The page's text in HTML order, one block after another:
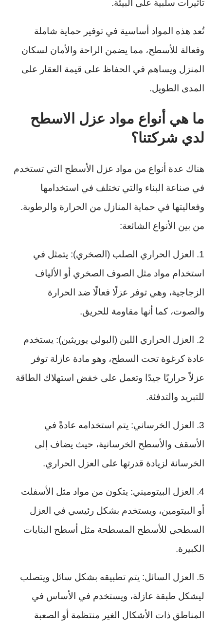
تأثيرات سلبية على البيئة.
تُعد هذه المواد أساسية في توفير حماية شاملة
وفعالة للأسطح، مما يضمن الراحة والأمان لسكان
المنزل ويساهم في الحفاظ على قيمة العقار على
المدى الطويل.
ما هي أنواع مواد عزل الاسطح
لدي شركتنا؟
هناك عدة أنواع من مواد عزل الأسطح التي تستخدم
في صناعة البناء والتي تختلف في استخدامها
وفعاليتها في حماية المنازل من الحرارة والرطوبة.
من بين الأنواع الشائعة:
1. العزل الحراري الصلب (الصخري): يتمثل في
استخدام مواد مثل الصوف الصخري أو الألياف
الزجاجية، وهي توفر عزلًا فعالًا ضد الحرارة
والصوت، كما أنها مقاومة للحريق.
2. العزل الحراري اللين (البولي يوريثين): يستخدم
عادة كرغوة تحت السطح، وهو مادة عازلة توفر
عزلاً حراريًا جيدًا وتعمل على خفض استهلاك الطاقة
للتبريد والتدفئة.
3. العزل الخرساني: يتم استخدامه عادةً في
الأسقف والأسطح الخرسانية، حيث يضاف إلى
الخرسانة لزيادة قدرتها على العزل الحراري.
4. العزل البيتوميني: يتكون من مواد مثل الأسفلت
أو البيتومين، ويستخدم بشكل رئيسي في العزل
السطحي للأسطح المسطحة مثل أسطح البنايات
الكبيرة.
5. العزل السائل: يتم تطبيقه بشكل سائل ويتصلب
ليشكل طبقة عازلة، ويستخدم في الأساس في
المناطق ذات الأشكال الغير منتظمة أو الصعبة